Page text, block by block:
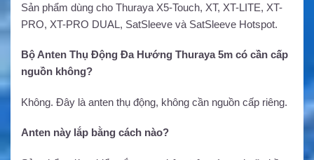
Sản phẩm dùng cho Thuraya X5-Touch, XT, XT-LITE, XT-
PRO, XT-PRO DUAL, SatSleeve và SatSleeve Hotspot.
Bộ Anten Thụ Động Đa Hướng Thuraya 5m có cần cấp
nguồn không?
Không. Đây là anten thụ động, không cần nguồn cấp riêng.
Anten này lắp bằng cách nào?